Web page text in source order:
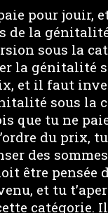
pour jouir,
de la
sous la
la génitalité
et il faut
sous la
que tu ne
du prix,
des
être pensée
et tu
catégorie.